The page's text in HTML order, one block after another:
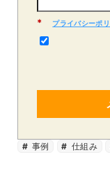
* プライバシーポ
事例 仕組み